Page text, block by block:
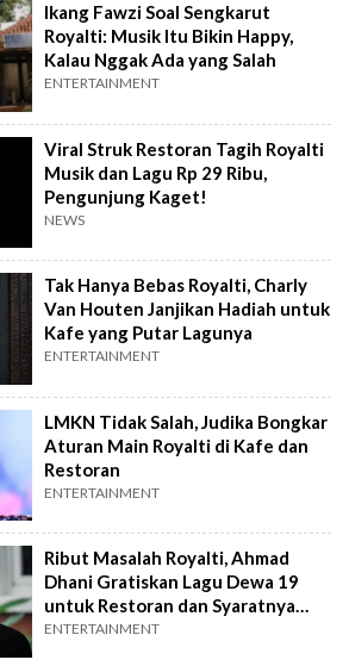
Ikang Fawzi Soal Sengkarut
Royalti: Musik Itu Bikin Happy,
Kalau Nggak Ada yang Salah
ENTERTAINMENT
Viral Struk Restoran Tagih Royalti
Musik dan Lagu Rp 29 Ribu,
Pengunjung Kaget!
NEWS
Tak Hanya Bebas Royalti, Charly
Van Houten Janjikan Hadiah untuk
Kafe yang Putar Lagunya
ENTERTAINMENT
LMKN Tidak Salah, Judika Bongkar
Aturan Main Royalti di Kafe dan
Restoran
ENTERTAINMENT
Ribut Masalah Royalti, Ahmad
Dhani Gratiskan Lagu Dewa 19
untuk Restoran dan Syaratnya
Mudah
ENTERTAINMENT